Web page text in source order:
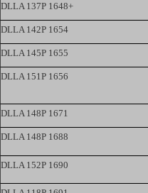
DLLA 137P 1648+
DLLA 142P 1654
DLLA 145P 1655
DLLA 151P 1656
DLLA 148P 1671
DLLA 148P 1688
DLLA 152P 1690